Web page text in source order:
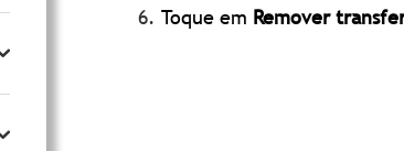
Toque em Remover